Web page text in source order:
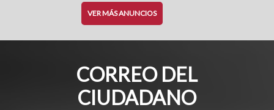
VER MÁS ANUNCIOS
CORREO DEL
CIUDADANO